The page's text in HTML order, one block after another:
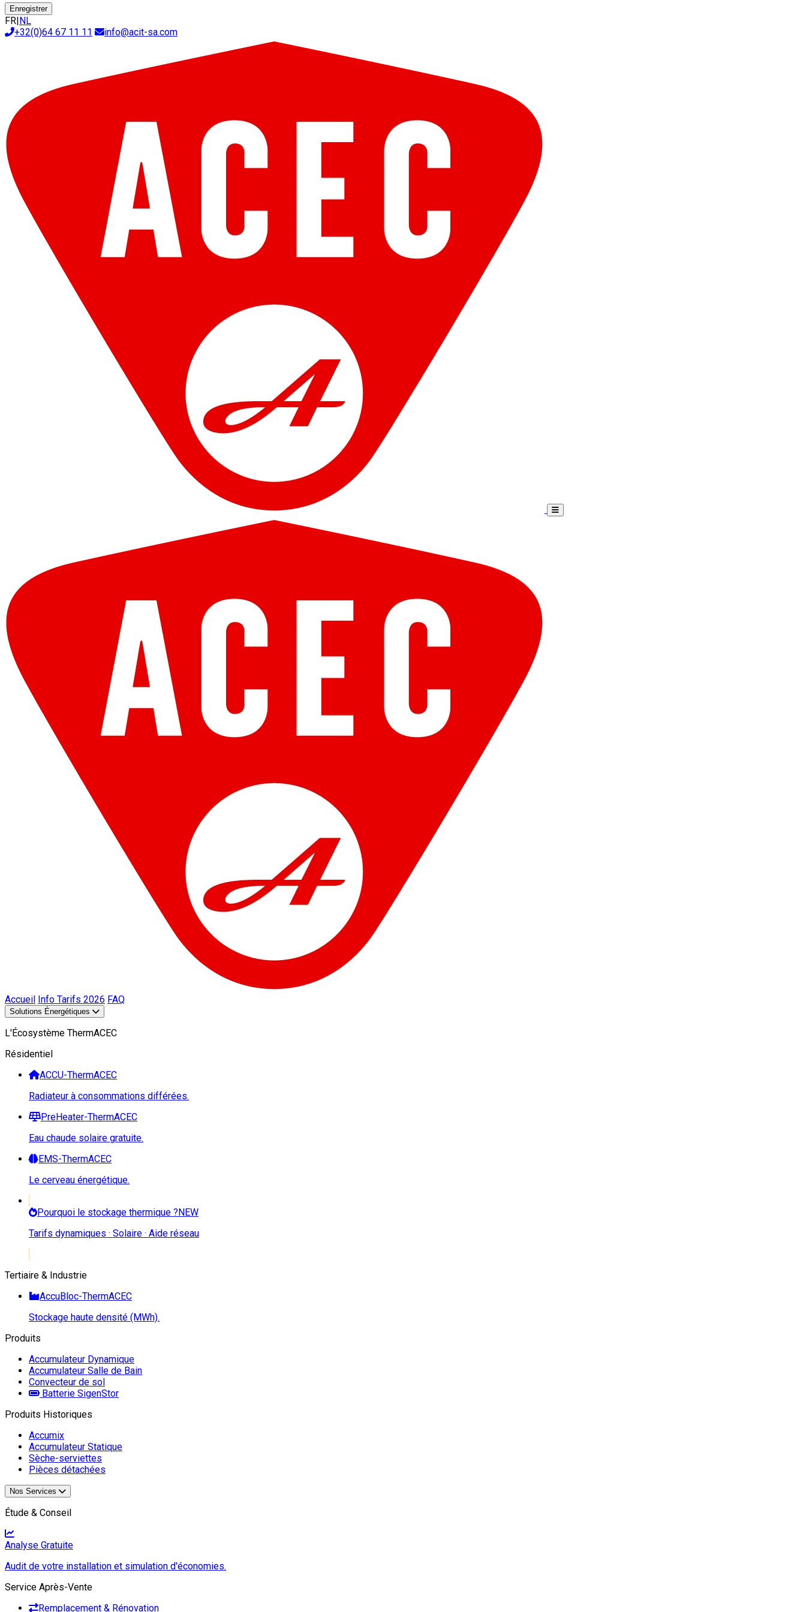
Enregistrer
FR NL
+32(0)64 67 11 11
info@acit-sa.com
Accueil Info Tarifs 2026 FAQ
Solutions Énergétiques
L'Écosystème ThermACEC
Résidentiel
ACCU-ThermACEC
Radiateur à consommations différées.
PreHeater-ThermACEC
Eau chaude solaire gratuite.
EMS-ThermACEC
Le cerveau énergétique.
Pourquoi le stockage thermique ? NEW
Tarifs dynamiques · Solaire · Aide réseau
Tertiaire & Industrie
AccuBloc-ThermACEC
Stockage haute densité (MWh).
Produits
Accumulateur Dynamique
Accumulateur Salle de Bain
Convecteur de sol
Batterie SigenStor
Produits Historiques
Accumix
Accumulateur Statique
Sèche-serviettes
Pièces détachées
Nos Services
Étude & Conseil
Analyse Gratuite
Audit de votre installation et simulation d'économies.
Service Après-Vente
Remplacement & Rénovation